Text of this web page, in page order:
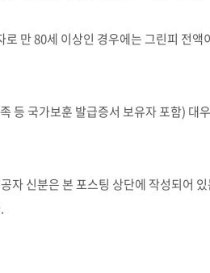
로 만80세 이상인 경우에는 그린피 전액
등국가보훈 발급증서 보유자 포함) 대
자 신분은 본 포스팅 상단에 작성되어
.